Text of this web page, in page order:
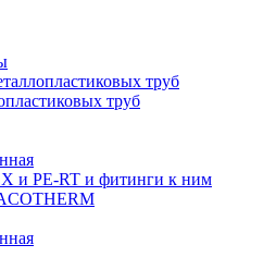
труб
труб
и PE-RT и фитинги к ним